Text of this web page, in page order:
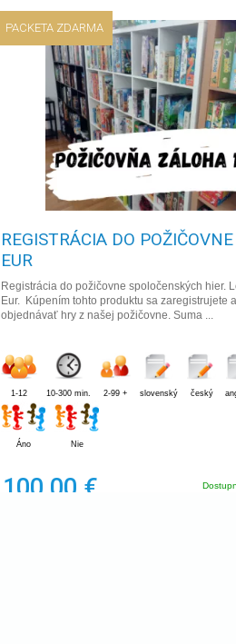
PACKETA ZDARMA
REGISTRÁCIA DO
EUR
Registrácia do požičovne spoločenských hier.
Eur. Kúpením tohto produktu sa zaregistrujete
objednávať hry z našej požičovne. Suma ...
1-12 10-300 min. 2-99 + slovenský český
Áno Nie
100,00 €